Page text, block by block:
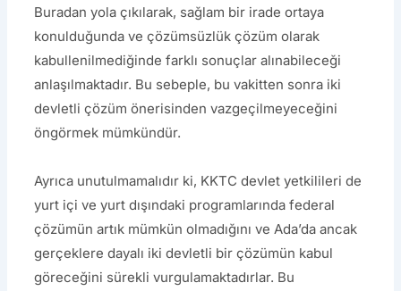
Buradan yola çıkılarak, sağlam bir irade ortaya
konulduğunda ve çözümsüzlük çözüm olarak
kabullenilmediğinde farklı sonuçlar alınabileceği
anlaşılmaktadır. Bu sebeple, bu vakitten sonra iki
devletli çözüm önerisinden vazgeçilmeyeceğini
öngörmek mümkündür.
Ayrıca unutulmamalıdır ki, KKTC devlet yetkilileri de
yurt içi ve yurt dışındaki programlarında federal
çözümün artık mümkün olmadığını ve Ada’da ancak
gerçeklere dayalı iki devletli bir çözümün kabul
göreceğini sürekli vurgulamaktadırlar. Bu